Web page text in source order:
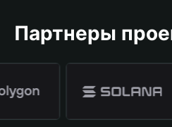
Партнеры